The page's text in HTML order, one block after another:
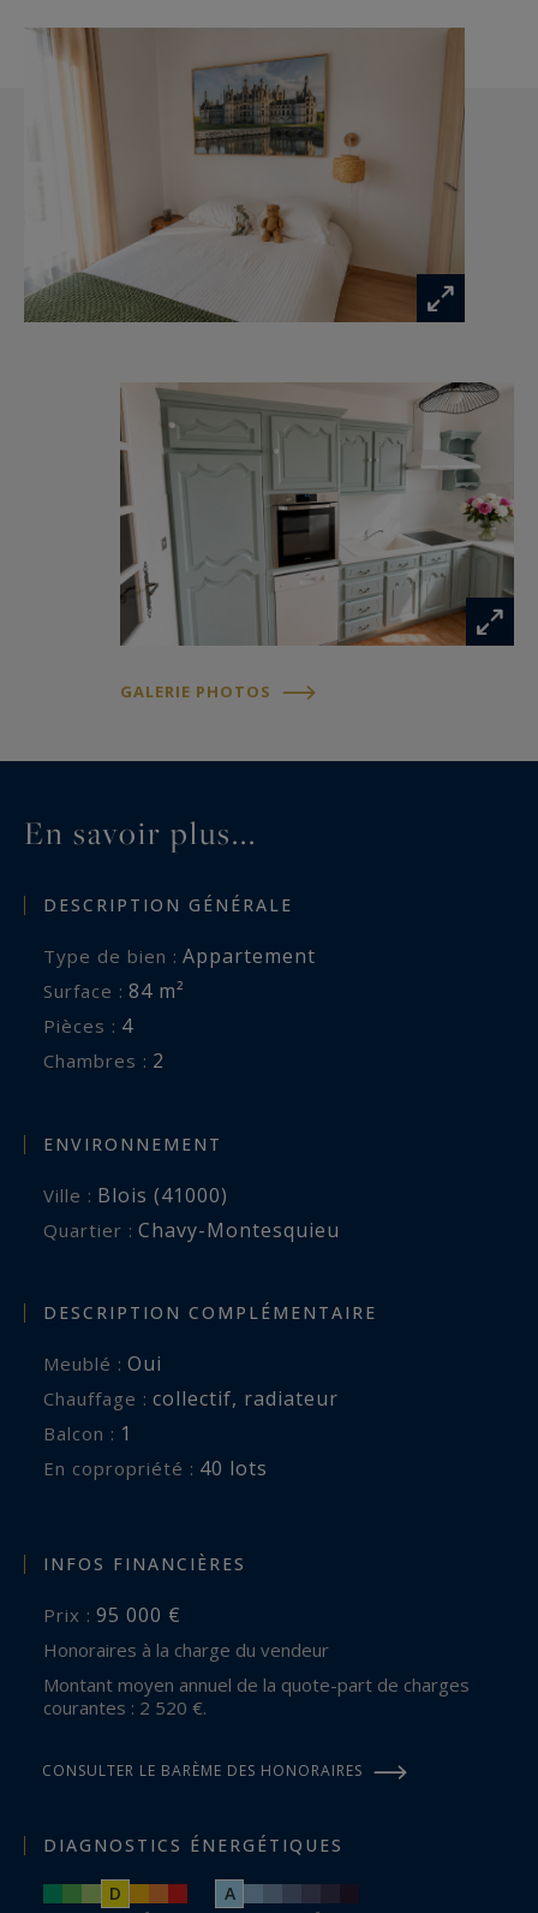
GALERIE PHOTOS
En savoir plus...
DESCRIPTION GÉNÉRALE
Type de bien : Appartement
Surface : 84 m²
Pièces : 4
Chambres : 2
ENVIRONNEMENT
Ville : Blois (41000)
Quartier : Chavy-Montesquieu
DESCRIPTION COMPLÉMENTAIRE
Meublé : Oui
Chauffage : collectif, radiateur
balcon : 1
En copropriété : 40 lots
INFOS FINANCIÈRES
Prix : 95 000 €
Honoraires à la charge du vendeur
Montant moyen annuel de la quote-part de charges
courantes : 2 520 €.
CONSULTER LE BARÈME DES HONORAIRES
DIAGNOSTICS ÉNERGÉTIQUES
D A